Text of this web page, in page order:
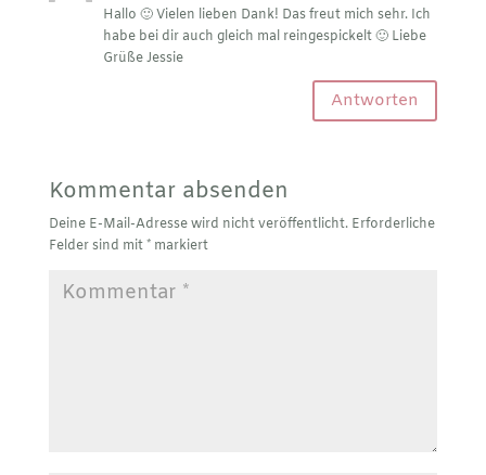
Hallo 🙂 Vielen lieben Dank! Das freut mich sehr. Ich
habe bei dir auch gleich mal reingespickelt 🙂 Liebe
Grüße Jessie
Antworten
Kommentar absenden
Deine E-Mail-Adresse wird nicht veröffentlicht. Erforderliche
Felder sind mit*markiert